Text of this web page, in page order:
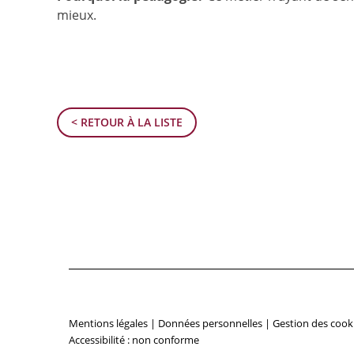
< RETOUR À LA LISTE
mieux.
Mentions légales | Données personnelles | Gestion des
Accessibilité : non conforme